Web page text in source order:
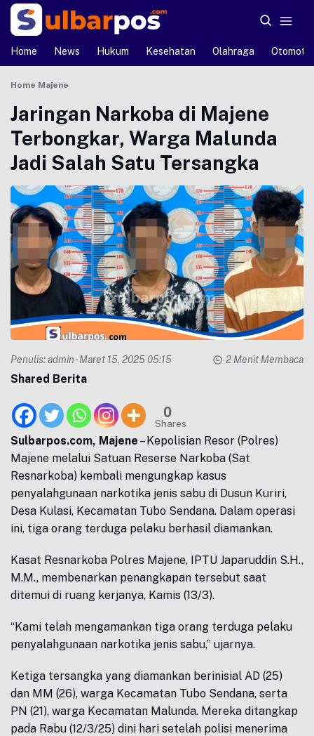
Home News Hukum Kesehatan Olahraga Otomotif
Home Majene
Jaringan Narkoba di Majene
Terbongkar, Warga Malunda
Jadi Salah Satu Tersangka
Penulis:admin- Maret 15, 2025 05:15 2 Menit Membaca
Shared Berita
0
Shares
Sulbarpos.com, Majene – Kepolisian Resor (Polres)
Majene melalui Satuan Reserse Narkoba (Sat
Resnarkoba) kembali mengungkap kasus
penyalahgunaan narkotika jenis sabu di Dusun Kuriri,
Desa Kulasi, Kecamatan Tubo Sendana. Dalam operasi
ini, tiga orang terduga pelaku berhasil diamankan.
Kasat Resnarkoba Polres Majene, IPTU Japaruddin S.H.,
M.M., membenarkan penangkapan tersebut saat
ditemui di ruang kerjanya, Kamis (13/3).
“Kami telah mengamankan tiga orang terduga pelaku
penyalahgunaan narkotika jenis sabu,” ujarnya.
Ketiga tersangka yang diamankan berinisial AD (25)
dan MM (26), warga Kecamatan Tubo Sendana, serta
PN (21), warga Kecamatan Malunda. Mereka ditangkap
pada Rabu (12/3/25) dini hari setelah polisi menerima